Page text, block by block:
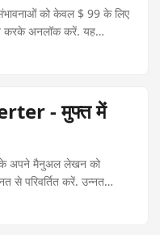
को केवल $ 99 के लिए
करके अनलॉक करें. यह
प्रारूपों को शक्तिशाली
PDFs में कैसे रूपांतरित
निर्देशों के लिय.
- मुफ्त में
अपने मैनुअल लेखन को
से परिवर्तित करें. उन्नत
जो आपके नोट लेने का अनुभव